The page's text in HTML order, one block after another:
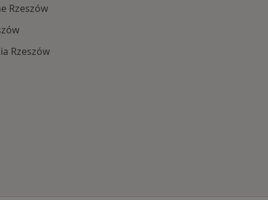
Rzeszów
Rzeszów